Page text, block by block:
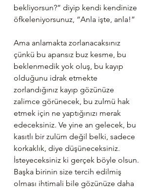
bekliyorsun?” diyip kendi kendinize
öfkeleniyorsunuz, “Anla işte, anla!”
Ama anlamakta zorlanacaksınız
çünkü bu apansız buz kesme, bu
beklenmedik yok oluş, bu kayıp
olduğunu idrak etmekte
zorlandığınız kayıp gözünüze
zalimce görünecek, bu zulmü hak
etmek için ne yaptığınızı merak
edeceksiniz. Ve yine an gelecek, bu
kasıtlı bir zulüm değil belki, sadece
korkaklık, diye düşüneceksiniz.
İsteyeceksiniz ki gerçek böyle olsun.
Başka birinin size tercih edilmiş
olması ihtimali bile gözünüze daha